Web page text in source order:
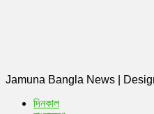
Jamuna Bangla News
দিনকাল